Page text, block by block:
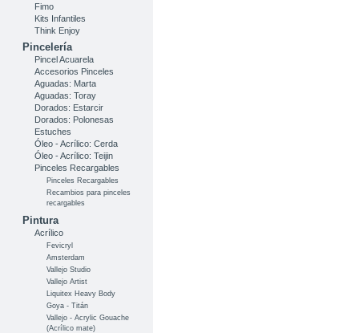
Fimo
Kits Infantiles
Think Enjoy
Pincelería
Pincel Acuarela
Accesorios Pinceles
Aguadas: Marta
Aguadas: Toray
Dorados: Estarcir
Dorados: Polonesas
Estuches
Óleo - Acrílico: Cerda
Óleo - Acrílico: Teijin
Pinceles Recargables
Pinceles Recargables
Recambios para pinceles
recargables
Pintura
Acrílico
Fevicryl
Amsterdam
Vallejo Studio
Vallejo Artist
Liquitex Heavy Body
Goya - Titán
Vallejo - Acrylic Gouache
(Acrílico mate)